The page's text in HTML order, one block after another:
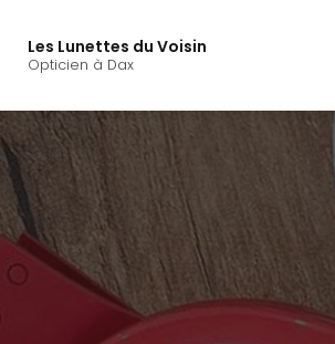
contenu
Les Lunettes du Voisin
Opticien à Dax